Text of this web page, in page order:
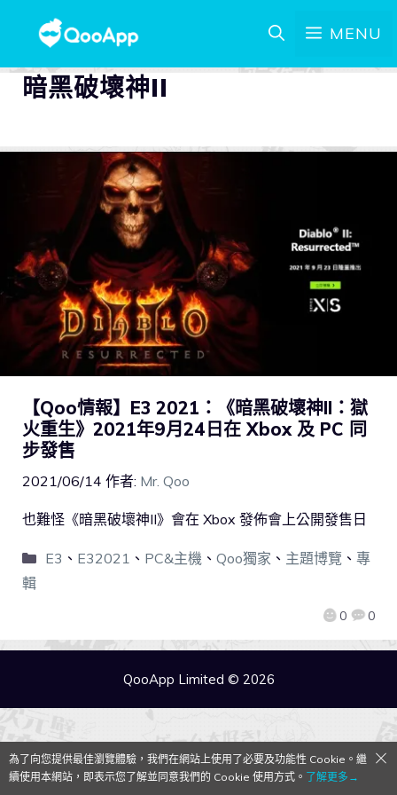
MENU
暗黑破壞神II
【Qoo情報】E3 2021：《暗黑破壞神II：獄
火重生》2021年9月24日在 Xbox 及 PC 同
步發售
2021/06/14 作者: Mr. Qoo
0 0
也難怪《暗黑破壞神II》會在 Xbox 發佈會上公開發售日
E3 、 E32021 、 PC&主機、 Qoo獨家 、 主題博覽 、 專
輯
QooApp Limited © 2026
為了向您提供最佳瀏覽體驗，我們在網站上使用了必要及功能性 Cookie。繼
續使用本網站，即表示您了解並同意我們的 Cookie 使用方式。 了解更多→